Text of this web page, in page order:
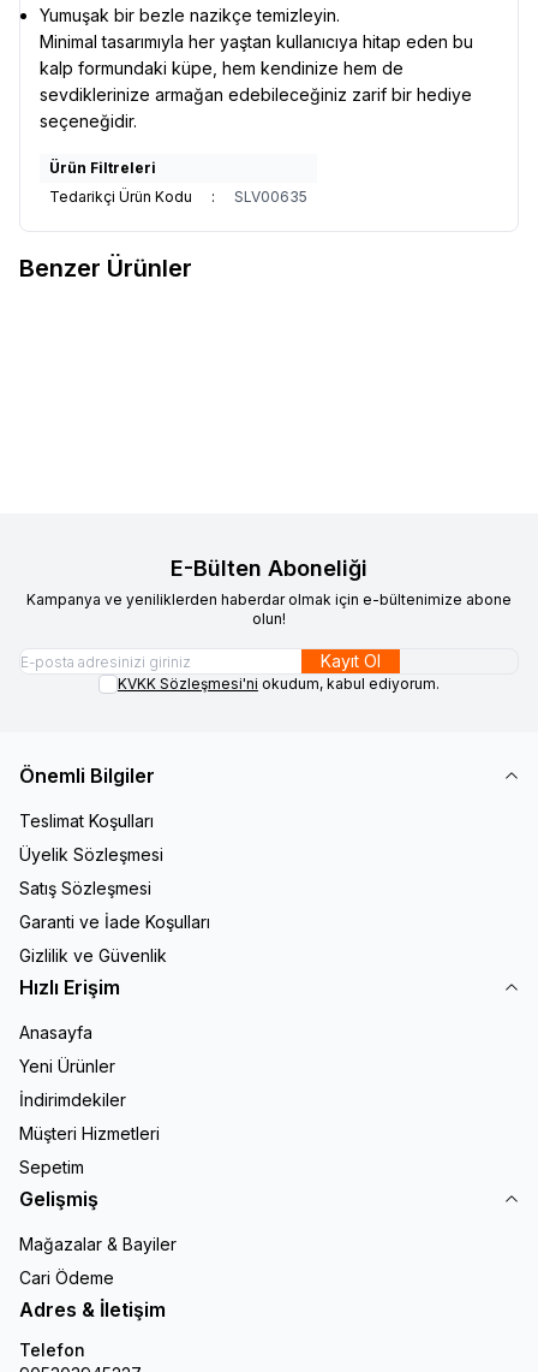
Yumuşak bir bezle nazikçe temizleyin.
Minimal tasarımıyla her yaştan kullanıcıya hitap eden bu
kalp formundaki küpe, hem kendinize hem de
sevdiklerinize armağan edebileceğiniz zarif bir hediye
seçeneğidir.
Ürün Filtreleri
Tedarikçi Ürün Kodu
: SLV00635
Benzer Ürünler
E-Bülten Aboneliği
Kampanya ve yeniliklerden haberdar olmak için e-bültenimize abone
olun!
Kayıt Ol
KVKK Sözleşmesi'ni okudum, kabul ediyorum.
Önemli Bilgiler
Teslimat Koşulları
Üyelik Sözleşmesi
Satış Sözleşmesi
Garanti ve İade Koşulları
Gizlilik ve Güvenlik
Hızlı Erişim
Anasayfa
Yeni Ürünler
İndirimdekiler
Müşteri Hizmetleri
Sepetim
Gelişmiş
Mağazalar & Bayiler
Cari Ödeme
Adres & İletişim
Telefon